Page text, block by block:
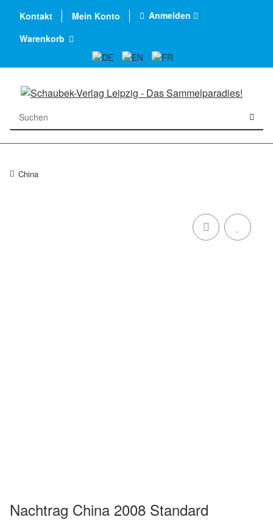
Kontakt Mein Konto
Anmelden
Warenkorb
China
Nachtrag China 2008 Standard